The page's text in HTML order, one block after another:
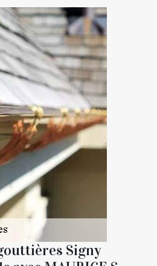
Signy